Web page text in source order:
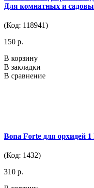
Для комнатных и
(Код: 118941)
150 р.
В корзину
В закладки
В сравнение
Bona Forte для орхидей
(Код: 1432)
310 р.